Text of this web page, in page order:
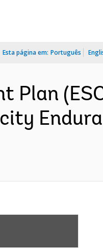
Esta página em: Português
Plan